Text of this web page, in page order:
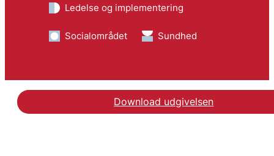
Ledelse og implementering
Socialområdet Sundhed
Download udgivelsen